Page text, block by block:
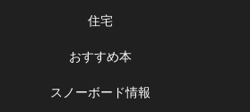
住宅
おすすめ本
スノーボード情報